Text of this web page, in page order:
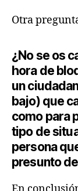
Otra
¿No se os
hora de
un
bajo) que
como para
tipo de
persona
presunto